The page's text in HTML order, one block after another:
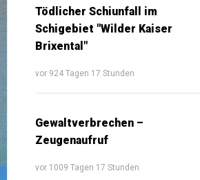
Tödlicher Schiunfall im
Schigebiet "Wilder Kaiser
Brixental"
vor 924 Tagen 17 Stunden
Gewaltverbrechen –
Zeugenaufruf
vor 1009 Tagen 17 Stunden